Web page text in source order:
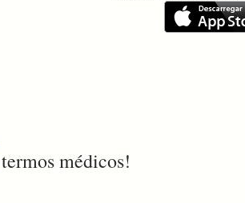
termos médicos!